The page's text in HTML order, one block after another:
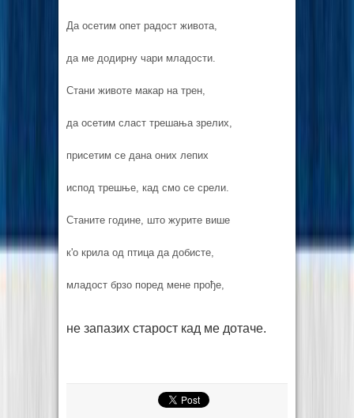
Да осетим опет радост живота,
да ме додирну чари младости.
Стани животе макар на трен,
да осетим сласт трешања зрелих,
присетим се дана оних лепих
испод трешње, кад смо се срели.
Станите године, што журите више
к'о крила од птица да добисте,
младост брзо поред мене прође,
не запазих старост кад ме дотаче.